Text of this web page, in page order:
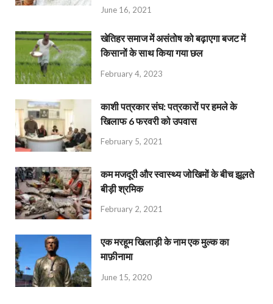
June 16, 2021
खेतिहर समाज में असंतोष को बढ़ाएगा बजट में
किसानों के साथ किया गया छल
February 4, 2023
काशी पत्रकार संघ: पत्रकारों पर हमले के
खिलाफ 6 फरवरी को उपवास
February 5, 2021
कम मजदूरी और स्वास्थ्य जोखिमों के बीच झूलते
बीड़ी श्रमिक
February 2, 2021
एक मरहूम खिलाड़ी के नाम एक मुल्क का
माफ़ीनामा
June 15, 2020